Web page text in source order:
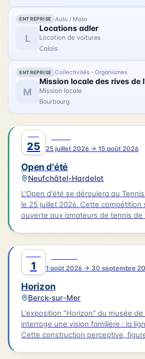
concours en collectant
La date de cet événement est le 20/
ENTREPRISE Auto / Moto
L
Locations adler
Location de voitures
Calais
ENTREPRISE Collectivités - Organismes
M
Mission locale
Bourbourg
25 25 juillet 2026 → 15 août 2026
Open d'été
Neufchâtel-Hardelot
L'Open d'été se déroulera au
le 25 juillet 2026. Cette compétition sportive est
ouverte aux amateurs de tennis de
au 06.99.57.19.40 ou par mail à
rebouche.dominique@gmail.com. Le tarif adulte est
de 20€, tandis que les jeunes
proposée pour 14€. Pour plus
appelez le 03.21.83.75.09.
1 1 août 2026 → 30 septembre
Horizon
Berck-sur-Mer
L'exposition "Horizon" du musée
interroge une vision familière : la
Cette construction perceptive,